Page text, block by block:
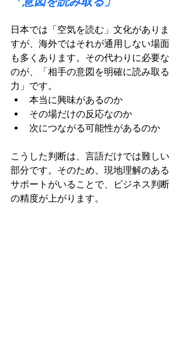
日本では「空気を読む」文化がありま
すが、海外ではそれが通用しない場面
も多くあります。その代わりに必要な
のが、「相手の意図を明確に読み取る
力」です。
本当に興味があるのか
その場だけの反応なのか
次につながる可能性があるのか
こうした判断は、言語だけでは難しい
部分です。そのため、現地理解のある
サポートがいることで、ビジネス判断
の精度が上がります。